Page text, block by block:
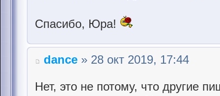
Спасибо, Юра!
dance » 28 окт 2019, 17:44
Нет, это не потому, что другие